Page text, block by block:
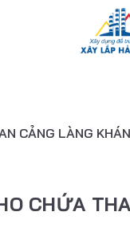
CẢNG LÀNG
CHỨA